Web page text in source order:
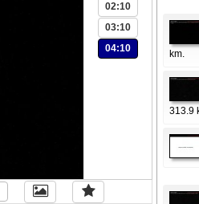
02:10
03:10
04:10
km.
313.9